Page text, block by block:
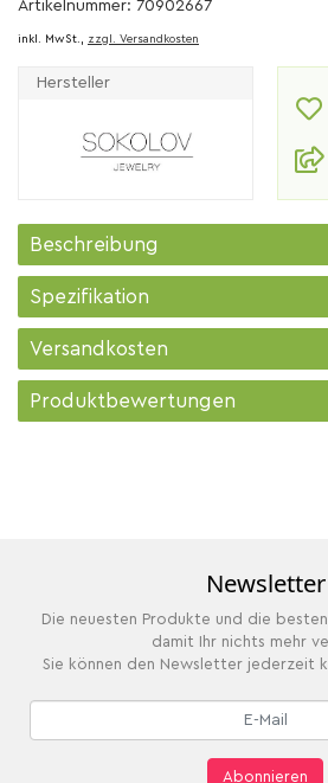
Artikelnummer: 70902667
inkl. MwSt., zzgl. Versandkosten
Hersteller
Beschreibung
Spezifikation
Versandkosten
Produktbewertungen
Newsletter
Die neuesten Produkte und die
damit Ihr nichts mehr
Sie können den Newsletter jederzeit
Abonnieren